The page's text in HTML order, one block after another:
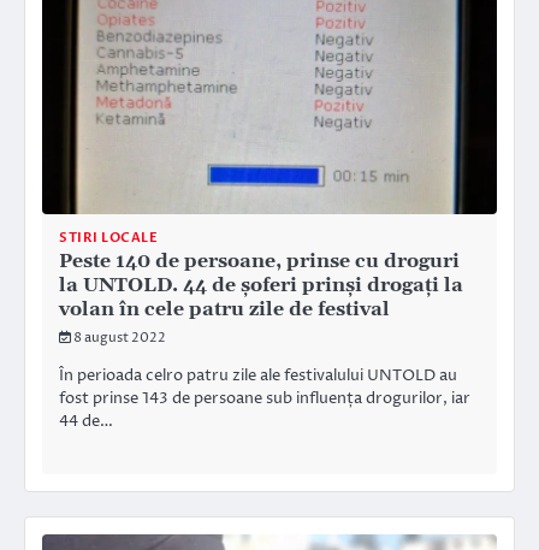
STIRI LOCALE
Peste 140 de persoane, prinse cu droguri
la UNTOLD. 44 de șoferi prinși drogați la
volan în cele patru zile de festival
8 august 2022
În perioada celro patru zile ale festivalului UNTOLD au
fost prinse 143 de persoane sub influența drogurilor, iar
44 de…